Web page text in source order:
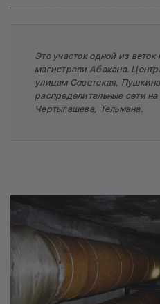
Это участок одной из веток
магистрали Абакана.
улицам Советская,
распределительные сети
Чертыгашева, Тельмана.